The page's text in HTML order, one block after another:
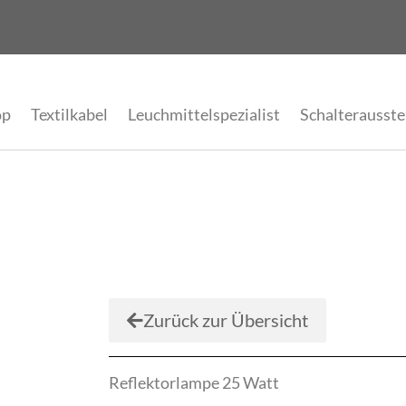
Textilkabel Leuchmittelspezialist
Zurück zur Übersicht
Reflektorlampe 25 Watt